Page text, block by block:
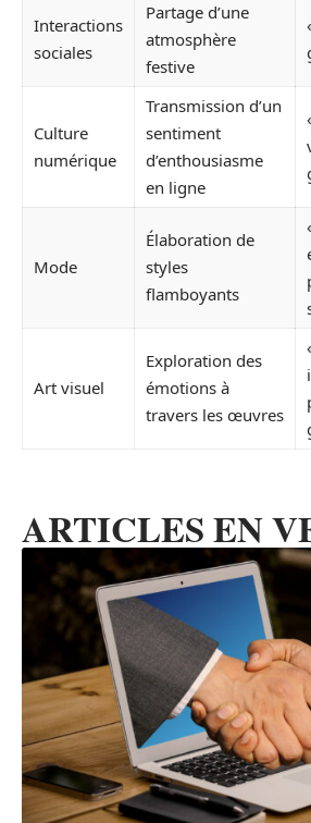
Interactions
sociales
Partage d’une
atmosphère
festive
Culture
numérique
Transmission d’un
sentiment
d’enthousiasme
en ligne
Mode
Élaboration de
styles
flamboyants
Art visuel
Exploration des
émotions à
travers les œuvres
ARTICLES EN